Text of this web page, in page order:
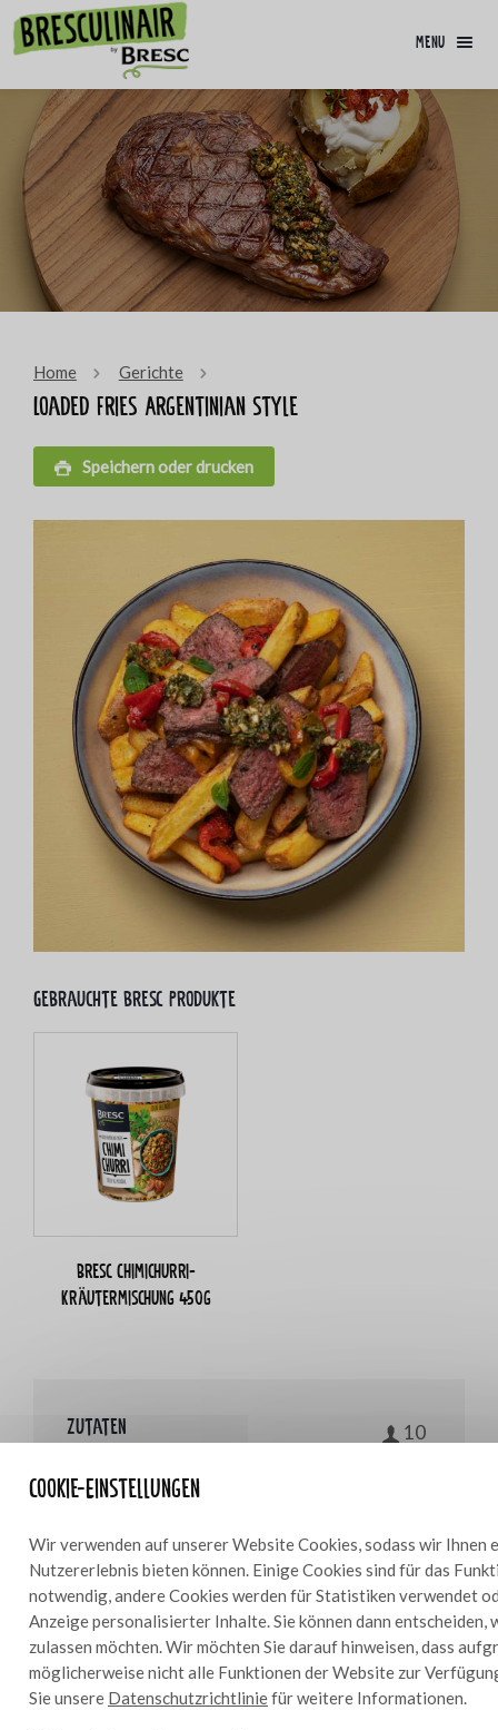
Cookie-Einstellungen
Wir verwenden auf unserer Website Cookies, sodass wir Ihnen
Nutzererlebnis bieten können. Einige Cookies sind für das
notwendig, andere Cookies werden für Statistiken verwendet
Anzeige personalisierter Inhalte. Sie können dann entscheiden,
zulassen möchten. Wir möchten Sie darauf hinweisen, dass
möglicherweise nicht alle Funktionen der Website zur
Sie unsere Datenschutzrichtliniefür weitere Informationen.
menu
Home Gerichte
Loaded Fries Argentinian style
Speichern oder drucken
Gebrauchte bresc Produkte
Bresc Chimichurri-
Kräutermischung 450g
Zutaten 10
1 kg Rindersteak
Gebratene Paprika
Bresc Chimichurri
Kresse
Zubereitung
Braten Sie pro Person ein 100 g schweres